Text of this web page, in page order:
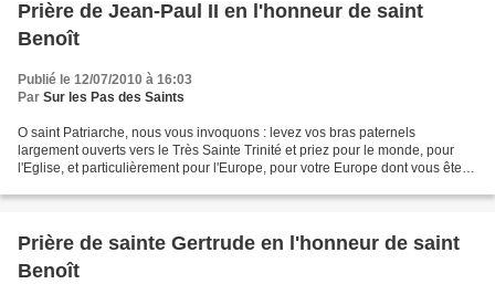
Prière de Jean-Paul II en l'honneur de saint
Benoît
Publié le 12/07/2010 à 16:03
Par Sur les Pas des Saints
O saint Patriarche, nous vous invoquons : levez vos bras paternels
largement ouverts vers le Très Sainte Trinité et priez pour le monde, pour
l'Eglise, et particulièrement pour l'Europe, pour votre Europe dont vous êtes
Prière de sainte Gertrude en l'honneur de saint
Benoît